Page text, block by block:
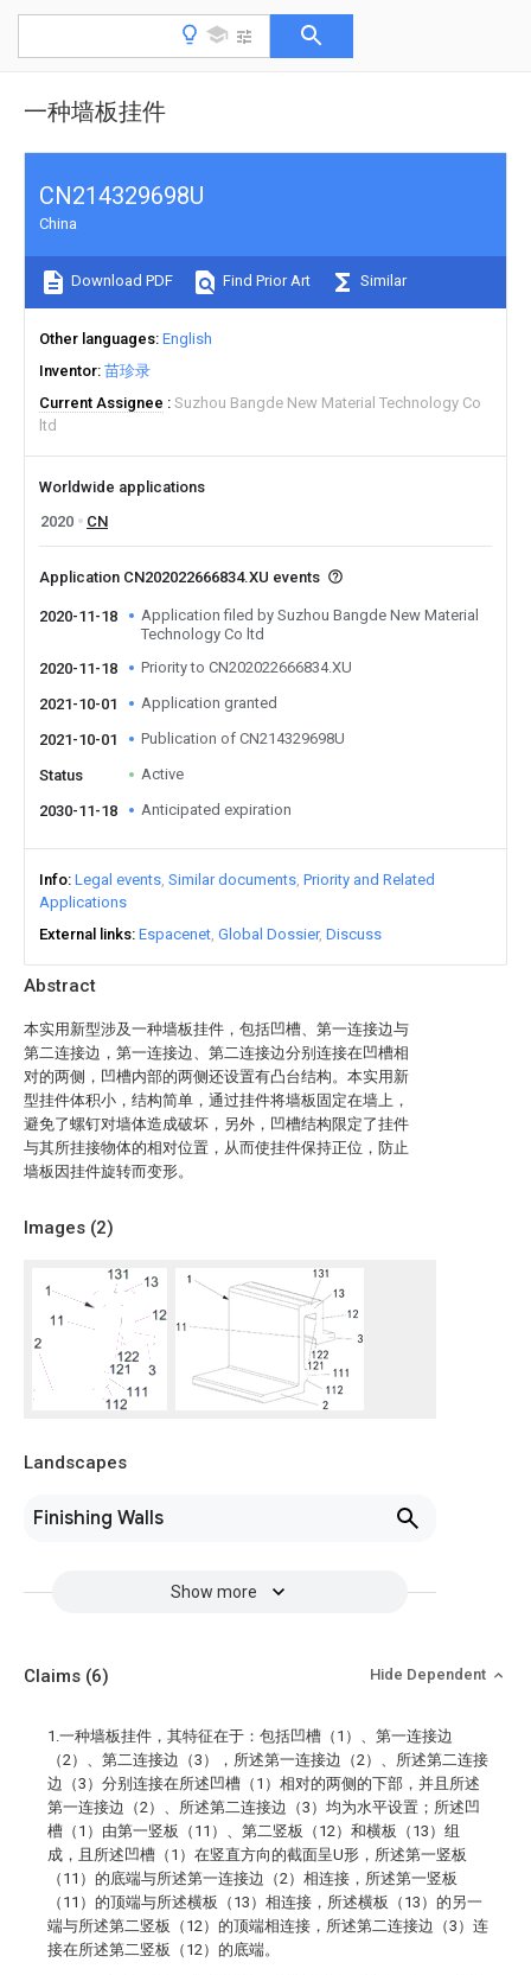
一种墙板挂件
Abstract
本实用新型涉及一种墙板挂件，包括凹槽、第一连接边与
第二连接边，第一连接边、第二连接边分别连接在凹槽相
对的两侧，凹槽内部的两侧还设置有凸台结构。本实用新
型挂件体积小，结构简单，通过挂件将墙板固定在墙上，
避免了螺钉对墙体造成破坏，另外，凹槽结构限定了挂件
与其所挂接物体的相对位置，从而使挂件保持正位，防止
墙板因挂件旋转而变形。
Images (2)
Landscapes
Finishing Walls
Show more
CN214329698U
China
Download PDF Find Prior Art Similar
Other languages English
Inventor 苗珍录
Current Assignee
Suzhou Bangde New Material Technology Co
ltd
Worldwide applications
2020
CN
Application CN202022666834.XU events
2020-11-18
Application filed by Suzhou Bangde New Material
Technology Co ltd
2020-11-18
Priority to CN202022666834.XU
2021-10-01 Application granted
2021-10-01 Publication of CN214329698U
Status Active
2030-11-18 Anticipated expiration
Info Legal events Similar documents Priority and Related
Applications
External links Espacenet Global Dossier Discuss
Claims (6) Hide Dependent
1.一种墙板挂件，其特征在于：包括凹槽（1）、第一连接边
（2）、第二连接边（3），所述第一连接边（2）、所述第二连接
边（3）分别连接在所述凹槽（1）相对的两侧的下部，并且所述
第一连接边（2）、所述第二连接边（3）均为水平设置；所述凹
槽（1）由第一竖板（11）、第二竖板（12）和横板（13）组
成，且所述凹槽（1）在竖直方向的截面呈U形，所述第一竖板
（11）的底端与所述第一连接边（2）相连接，所述第一竖板
（11）的顶端与所述横板（13）相连接，所述横板（13）的另一
端与所述第二竖板（12）的顶端相连接，所述第二连接边（3）连
接在所述第二竖板（12）的底端。